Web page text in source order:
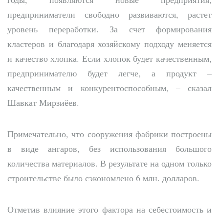
предприниматели свободно развиваются, растет
уровень переработки. За счет формирования
кластеров и благодаря хозяйскому подходу меняется
и качество хлопка. Если хлопок будет качественным,
предпринимателю будет легче, а продукт –
качественным и конкурентоспособным, – сказал
Шавкат Мирзиёев.
Примечательно, что сооружения фабрики построены
в виде ангаров, без использования большого
количества материалов. В результате на одном только
строительстве было сэкономлено 6 млн. долларов.
Отметив влияние этого фактора на себестоимость и